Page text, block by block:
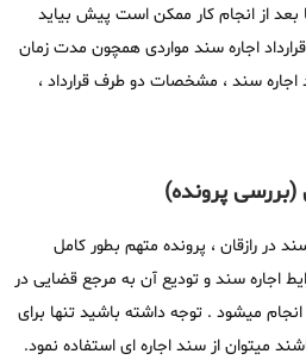
بعد از انجام کار ممکن است پیش بیاید
اجاره سند مواردی همچون مدت زمان
اجاره سند ، مشخصات دو طرف قرارداد ،
در رازقان ، پرونده متهم بطور کامل
اجاره سند و تودیع آن به مرجع قضایی در
انجام میشود . توجه داشته باشید تنها برای
میتوان از سند اجاره ای استفاده نمود.